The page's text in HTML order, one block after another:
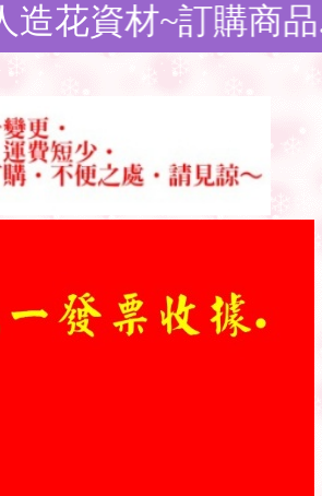
購商品.請務必點選